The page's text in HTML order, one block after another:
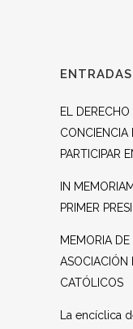
EL
CONCIENCIA
PARTICIPAR
IN
PRIMER
MEMORIA
ASOCIACIÓN
CATÓLICOS
La encíclica